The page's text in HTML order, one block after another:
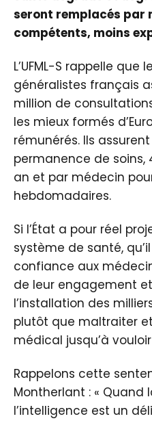
seront remplacés par
compétents, moins
L’UFML-S rappelle que
généralistes français
million de
les mieux formés
rémunérés. Ils
permanence de
an et par médecin
hebdomadaires.
Si l’État a pour réel
système de santé,
confiance aux
de leur engagement
l’installation des
plutôt que maltraiter
médical jusqu’à
Rappelons cette
Montherlant : « Quand
l’intelligence est un